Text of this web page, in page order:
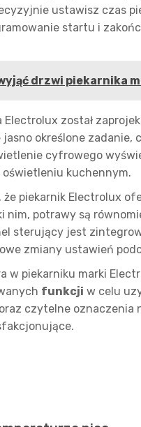
ustawisz czas
startu i
drzwi piekarnika
Electrolux został
jasno określone
cyfrowego
oświetleniu kuchennym.
piekarnik Electrolux
nim, potrawy są
sterujący jest
zmiany ustawień
w piekarniku marki
funkcji w celu
oraz czytelne oznaczenia